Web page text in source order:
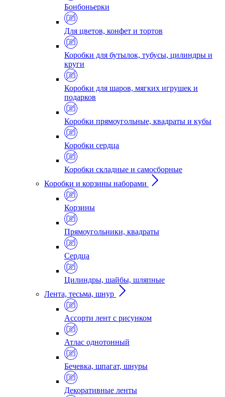
Бонбоньерки
Для цветов, конфет и тортов
Коробки для бутылок, тубусы, цилиндры и
круги
Коробки для шаров, мягких игрушек и
подарков
Коробки прямоугольные, квадраты и кубы
Коробки сердца
Коробки складные и самосборные
Коробки и корзины наборами
Корзины
Прямоугольники, квадраты
Сердца
Цилиндры, шайбы, шляпные
Лента, тесьма, шнур
Ассорти лент с рисунком
Атлас однотонный
Бечевка, шпагат, шнуры
Декоративные ленты